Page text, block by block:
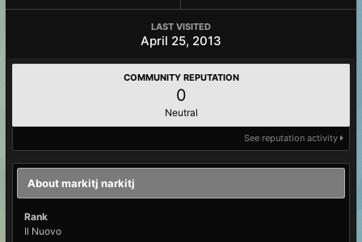
LAST VISITED
April 25, 2013
COMMUNITY REPUTATION
0
Neutral
See reputation activity
About markitj narkitj
Rank
Il Nuovo